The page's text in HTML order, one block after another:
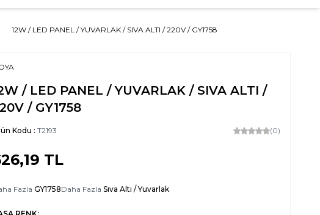
12W / LED PANEL / YUVARLAK / SIVA ALTI / 220V / GY1758
/ LED PANEL / YUVARLAK / SIVA ALTI /
/ GY1758
Kodu : T2193 (0)
TL
Fazla GY1758Daha Fazla Sıva Altı / Yuvarlak